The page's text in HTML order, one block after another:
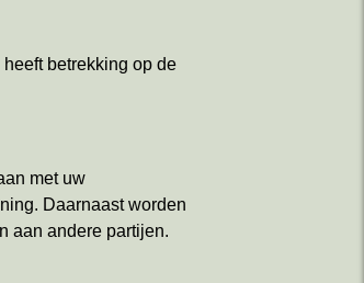
betrekking op de
met uw
Daarnaast worden
aan andere partijen.